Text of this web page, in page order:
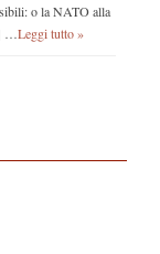
o la NATO alla
Leggi tutto »